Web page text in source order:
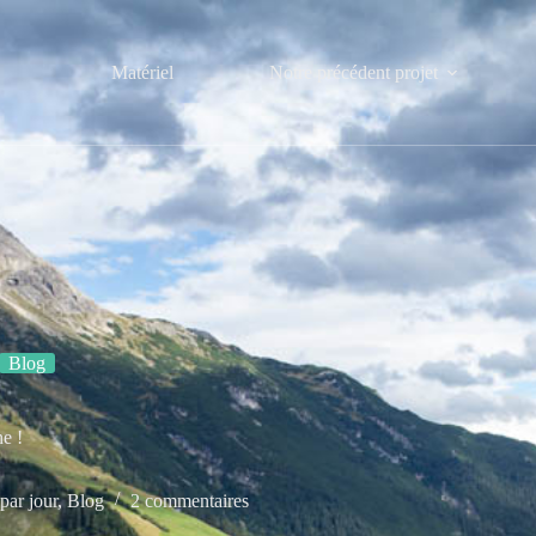
Matériel Notre précédent projet
Blog
!
jour,Blog 2 commentaires